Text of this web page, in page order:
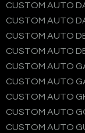
CUSTOM AUTO
CUSTOM AUTO
CUSTOM AUTO
CUSTOM AUTO
CUSTOM AUTO
CUSTOM AUTO
CUSTOM AUTO
CUSTOM AUTO
CUSTOM AUTO